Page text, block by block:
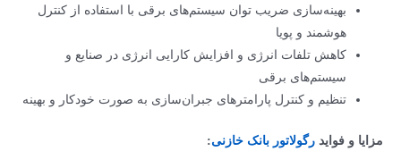
بهینه‌سازی ضریب توان سیستم‌های برقی با استفاده از کنترل
هوشمند و پویا
کاهش تلفات انرژی و افزایش کارایی انرژی در صنایع و
سیستم‌های برقی
تنظیم و کنترل پارامترهای جبران‌سازی به صورت خودکار و بهینه
مزایا و فواید رگولاتور بانک خازنی: